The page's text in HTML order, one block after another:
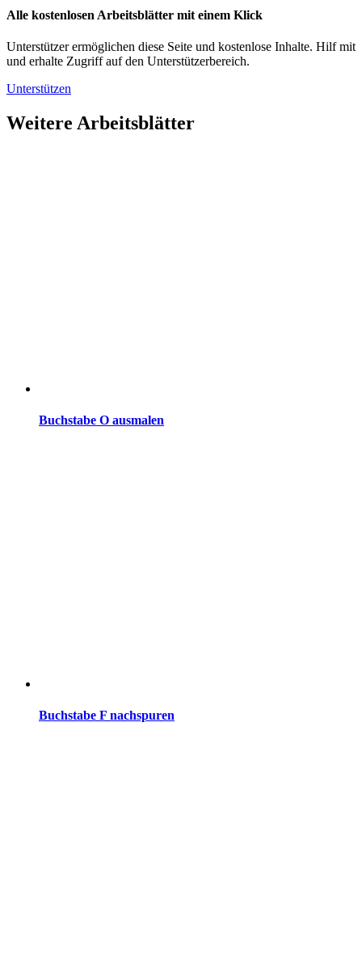
Alle kostenlosen Arbeitsblätter mit einem Klick
Unterstützer ermöglichen diese Seite und kostenlose Inhalte. Hilf mit
und erhalte Zugriff auf den Unterstützerbereich.
Unterstützen
Weitere Arbeitsblätter
Buchstabe O ausmalen
Buchstabe F nachspuren